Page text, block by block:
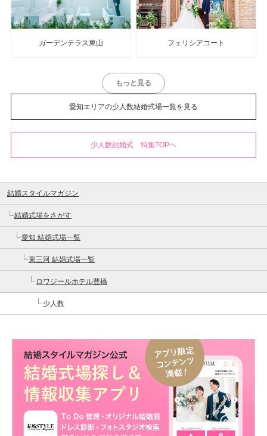
ガーデンテラス東山 フェリシアコート
もっと見る
愛知エリアの少人数結婚式場一覧を見る
少人数結婚式 特集TOPヘ
結婚スタイルマガジン
結婚式場をさがす
愛知 結婚式場一覧
東三河 結婚式場一覧
ロワジールホテル豊橋
少人数